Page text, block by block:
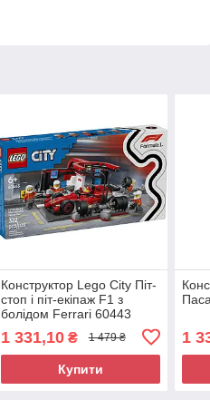
Конструктор Lego City Піт-
стоп і піт-екіпаж F1 з
болідом Ferrari 60443
1 331,10₴ 1 479 ₴
Купити
1